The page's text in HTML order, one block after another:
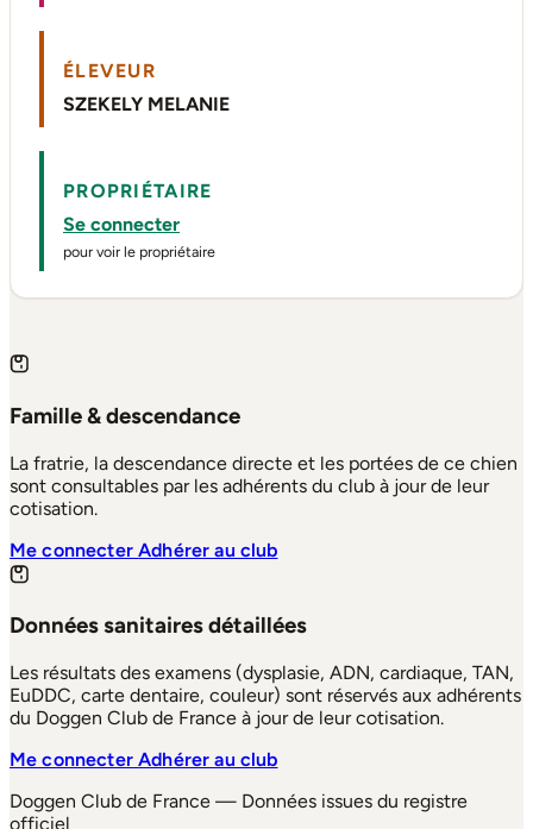
ÉLEVEUR
SZEKELY MELANIE
PROPRIÉTAIRE
Se connecter
pour voir le propriétaire
Famille & descendance
La fratrie, la descendance directe et les portées de ce chien
sont consultables par les adhérents du club à jour de leur
cotisation.
Me connecterAdhérer au club
Données sanitaires détaillées
Les résultats des examens (dysplasie, ADN, cardiaque, TAN,
EuDDC, carte dentaire, couleur) sont réservés aux adhérents
du Doggen Club de France à jour de leur cotisation.
Me connecterAdhérer au club
Doggen Club de France — Données issues du registre
officiel